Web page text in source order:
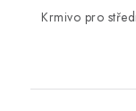
Krmivo pro